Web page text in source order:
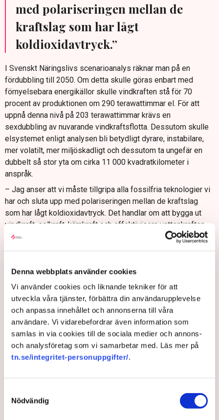
Denna webbplats använder cookies
Vi använder cookies och liknande tekniker för att
utveckla våra tjänster, förbättra din användarupplevelse
och anpassa innehållet och annonserna till våra
användare. Vi vidarebefordrar även information som
samlas in via cookies till de sociala medier och annons-
och analysföretag som vi samarbetar med. Läs mer på
tn.se/integritet-personuppgifter/.
Nödvändig
med polariseringen mellan de
kraftslag som har lågt
koldioxidavtryck.”
I Svenskt Näringslivs scenarioanalys räknar man på en
fördubbling till 2050. Om detta skulle göras enbart med
förnyelsebara energikällor skulle vindkraften stå för 70
procent av produktionen om 290 terawattimmar el. För att
uppnå denna nivå på 203 terawattimmar krävs en
sexdubbling av nuvarande vindkraftsflotta. Dessutom skulle
elsystemet enligt analysen bli betydligt dyrare, instabilare,
mer volatilt, mer miljöskadligt och dessutom ta ungefär en
dubbelt så stor yta om cirka 11 000 kvadratkilometer i
anspråk.
– Jag anser att vi måste tillgripa alla fossilfria teknologier vi
har och sluta upp med polariseringen mellan de kraftslag
som har lågt koldioxidavtryck. Det handlar om att bygga ut
vindkraft, solkraft, kärnkraft och effektivisera vattenkraften.
Vi har inte möjlighet att utesluta det ena eller det andra, säger
tar mindre yta i anspråk. Det framgår i Svenskt Näringslivs
scenarioanalys. Bild: Svenskt Näringslivs scenarioanalys